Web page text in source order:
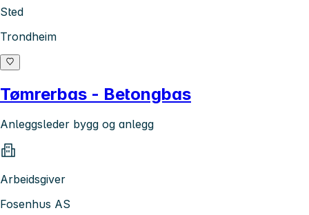
Sted
Trondheim
Tømrerbas - Betongbas
Anleggsleder bygg og anlegg
Arbeidsgiver
Fosenhus AS